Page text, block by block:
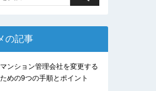
の記事
マンション管理会社を変更する
ための9つの手順とポイント